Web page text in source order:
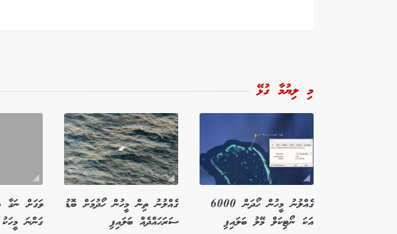
މި ލިޔުމާ ގުޅޭ
ގެއްލުނު މީހުން ހޯދަން 6000
އަކަ ނޯޓިކަލް މޭލު ބަލައިފި
ގެއްލުނު ތިން މީހުން ހޯދުމަށް ބޮޑު
ސަރަހައްދެއް ބަލައިފި
ވަގަށް ނަގާ
ގަންނަ